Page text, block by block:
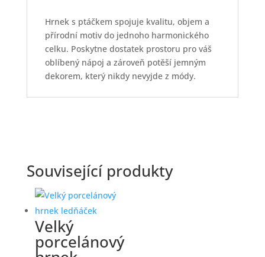
Hrnek s ptáčkem spojuje kvalitu, objem a
přírodní motiv do jednoho harmonického
celku. Poskytne dostatek prostoru pro váš
oblíbený nápoj a zároveň potěší jemným
dekorem, který nikdy nevyjde z módy.
Související produkty
Velký
porcelánový